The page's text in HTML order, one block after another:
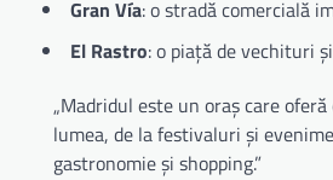
Gran Vía: o stradă comercială
El Rastro: o piață de vechituri
„Madridul este un oraș care
lumea, de la festivaluri și
gastronomie și shopping.”